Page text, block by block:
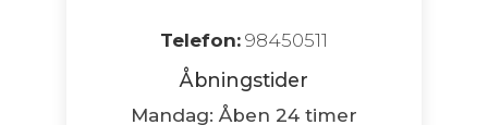
Telefon:98450511
Åbningstider
Mandag: Åben 24 timer